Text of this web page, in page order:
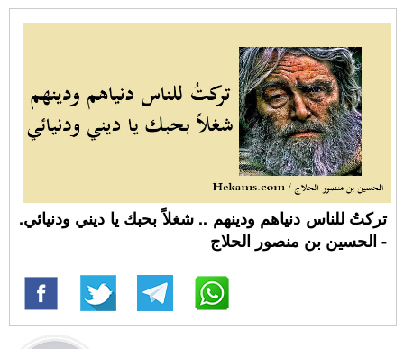
تركتُ للناس دنياهم ودينهم .. شغلاً بحبك يا ديني ودنيائي.
- الحسين بن منصور الحلاج